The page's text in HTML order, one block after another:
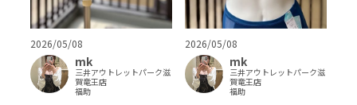
2026/05/08
mk
三井アウトレットパーク滋
賀竜王店
福助
2026/05/08
mk
三井アウトレットパーク滋
賀竜王店
福助